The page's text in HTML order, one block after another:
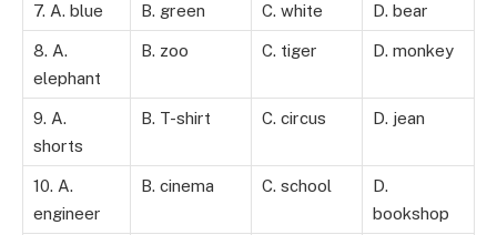
7. A. blue B. green C. white D. bear
8. A.
elephant
B. zoo C. tiger D. monkey
9. A.
shorts
B. T-shirt C. circus D. jean
10. A.
engineer
B. cinema C. school
D.
bookshop